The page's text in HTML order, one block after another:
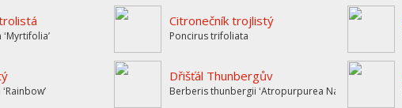
Citronečník trojlistý
Poncirus trifoliata
Dřišťál Thunbergův
Berberis thunbergii ʻAtropurpurea Nanaʼ